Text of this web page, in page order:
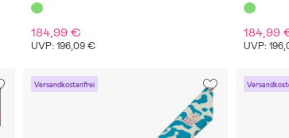
184,99 €
UVP: 196,09 €
184,99
UVP:
Versandkostenfrei